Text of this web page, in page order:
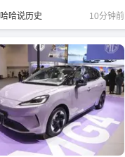
哈说历史 10分钟前